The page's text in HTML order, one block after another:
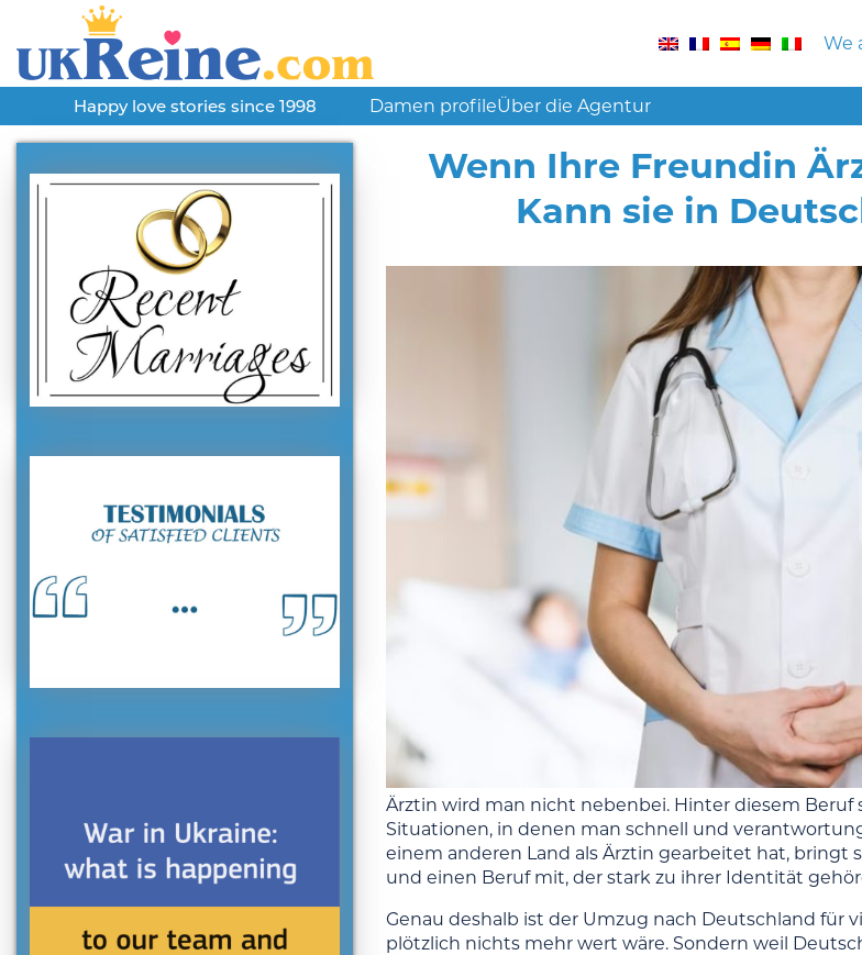
We
Happy love stories since 1998 Damen profileÜber die Agentur
Wenn Ihre Freundin
Kann sie in
Ärztin wird man nicht nebenbei. Hinter diesem
Situationen, in denen man schnell und
einem anderen Land als Ärztin gearbeitet hat, bringt
und einen Beruf mit, der stark zu ihrer Identität
Genau deshalb ist der Umzug nach Deutschland für
plötzlich nichts mehr wert wäre. Sondern weil